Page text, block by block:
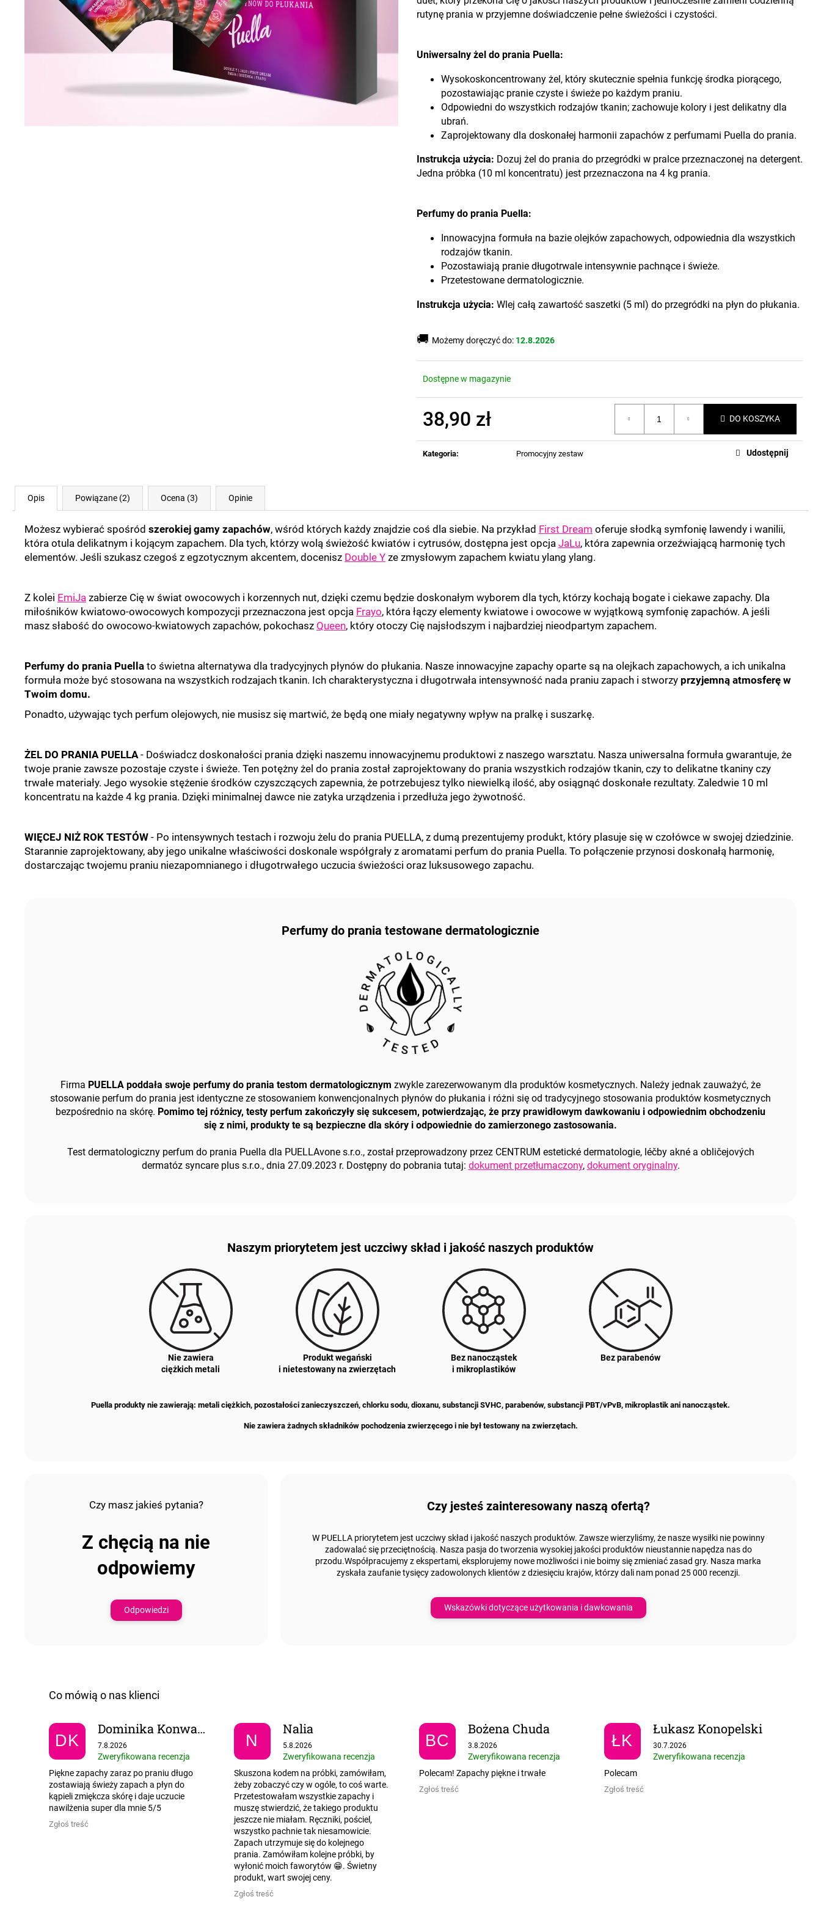
5
gwiazdek.
rutynę prania w przyjemne doświadczenie pełne świeżości i czystości.
Uniwersalny żel do prania Puella:
Wysokoskoncentrowany żel, który skutecznie spełnia funkcję środka piorącego,
pozostawiając pranie czyste i świeże po każdym praniu.
Odpowiedni do wszystkich rodzajów tkanin; zachowuje kolory i jest delikatny dla
ubrań.
Zaprojektowany dla doskonałej harmonii zapachów z perfumami Puella do prania.
Instrukcja użycia: Dozuj żel do prania do przegródki w pralce przeznaczonej na detergent.
Jedna próbka (10 ml koncentratu) jest przeznaczona na 4 kg prania.
Perfumy do prania Puella:
Innowacyjna formuła na bazie olejków zapachowych, odpowiednia dla wszystkich
rodzajów tkanin.
Pozostawiają pranie długotrwale intensywnie pachnące i świeże.
Przetestowane dermatologicznie.
Instrukcja użycia: Wlej całą zawartość saszetki (5 ml) do przegródki na płyn do płukania.
🚚 Możemy doręczyć do: 12.8.2026
Dostępne w magazynie
38,90 zł DO KOSZYKA
Kategoria: Promocyjny zestaw Udostępnij
Opis Powiązane (2) Ocena (3) Opinie
Możesz wybierać spośród szerokiej gamy zapachów, wśród których każdy znajdzie coś dla siebie. Na przykład First Dream oferuje słodką symfonię lawendy i wanilii,
która otula delikatnym i kojącym zapachem. Dla tych, którzy wolą świeżość kwiatów i cytrusów, dostępna jest opcja JaLu, która zapewnia orzeźwiającą harmonię tych
elementów. Jeśli szukasz czegoś z egzotycznym akcentem, docenisz Double Y ze zmysłowym zapachem kwiatu ylang ylang.
Z kolei EmiJa zabierze Cię w świat owocowych i korzennych nut, dzięki czemu będzie doskonałym wyborem dla tych, którzy kochają bogate i ciekawe zapachy. Dla
miłośników kwiatowo-owocowych kompozycji przeznaczona jest opcja Frayo, która łączy elementy kwiatowe i owocowe w wyjątkową symfonię zapachów. A jeśli
masz słabość do owocowo-kwiatowych zapachów, pokochasz Queen, który otoczy Cię najsłodszym i najbardziej nieodpartym zapachem.
Perfumy do prania Puella to świetna alternatywa dla tradycyjnych płynów do płukania. Nasze innowacyjne zapachy oparte są na olejkach zapachowych, a ich unikalna
formuła może być stosowana na wszystkich rodzajach tkanin. Ich charakterystyczna i długotrwała intensywność nada praniu zapach i stworzy przyjemną atmosferę w
Twoim domu.
Ponadto, używając tych perfum olejowych, nie musisz się martwić, że będą one miały negatywny wpływ na pralkę i suszarkę.
ŻEL DO PRANIA PUELLA - Doświadcz doskonałości prania dzięki naszemu innowacyjnemu produktowi z naszego warsztatu. Nasza uniwersalna formuła gwarantuje, że
twoje pranie zawsze pozostaje czyste i świeże. Ten potężny żel do prania został zaprojektowany do prania wszystkich rodzajów tkanin, czy to delikatne tkaniny czy
trwałe materiały. Jego wysokie stężenie środków czyszczących zapewnia, że potrzebujesz tylko niewielką ilość, aby osiągnąć doskonałe rezultaty. Zaledwie 10 ml
koncentratu na każde 4 kg prania. Dzięki minimalnej dawce nie zatyka urządzenia i przedłuża jego żywotność.
WIĘCEJ NIŻ ROK TESTÓW - Po intensywnych testach i rozwoju żelu do prania PUELLA, z dumą prezentujemy produkt, który plasuje się w czołówce w swojej dziedzinie.
Starannie zaprojektowany, aby jego unikalne właściwości doskonale współgrały z aromatami perfum do prania Puella. To połączenie przynosi doskonałą harmonię,
dostarczając twojemu praniu niezapomnianego i długotrwałego uczucia świeżości oraz luksusowego zapachu.
Perfumy do prania testowane dermatologicznie
Firma PUELLA poddała swoje perfumy do prania testom dermatologicznym zwykle zarezerwowanym dla produktów kosmetycznych. Należy jednak zauważyć, że
stosowanie perfum do prania jest identyczne ze stosowaniem konwencjonalnych płynów do płukania i różni się od tradycyjnego stosowania produktów kosmetycznych
bezpośrednio na skórę. Pomimo tej różnicy, testy perfum zakończyły się sukcesem, potwierdzając, że przy prawidłowym dawkowaniu i odpowiednim obchodzeniu
się z nimi, produkty te są bezpieczne dla skóry i odpowiednie do zamierzonego zastosowania.
Test dermatologiczny perfum do prania Puella dla PUELLAvone s.r.o., został przeprowadzony przez CENTRUM estetické dermatologie, léčby akné a obličejových
dermatóz syncare plus s.r.o., dnia 27.09.2023 r. Dostępny do pobrania tutaj: dokument przetłumaczony, dokument oryginalny.
Naszym priorytetem jest uczciwy skład i jakość naszych produktów
Nie zawiera
ciężkich metali
Produkt wegański
i nietestowany na zwierzętach
Bez nanocząstek
i mikroplastików
Bez parabenów
Puella produkty nie zawierają: metali ciężkich, pozostałości zanieczyszczeń, chlorku sodu, dioxanu, substancji SVHC, parabenów, substancji PBT/vPvB, mikroplastik ani nanocząstek.
Nie zawiera żadnych składników pochodzenia zwierzęcego i nie był testowany na zwierzętach.
Czy masz jakieś pytania?
Z chęcią na nie
odpowiemy
Odpowiedzi
Czy jesteś zainteresowany naszą ofertą?
W PUELLA priorytetem jest uczciwy skład i jakość naszych produktów. Zawsze wierzyliśmy, że nasze wysiłki nie powinny
zadowalać się przeciętnością. Nasza pasja do tworzenia wysokiej jakości produktów nieustannie napędza nas do
przodu.Współpracujemy z ekspertami, eksplorujemy nowe możliwości i nie boimy się zmieniać zasad gry. Nasza marka
zyskała zaufanie tysięcy zadowolonych klientów zdziesięciu krajów, którzy dali nam ponad 25 000 recenzji.
Wskazówki dotyczące użytkowania i dawkowania
DK
Dominika Konwant
Ocena sklepu to 5 na 5 gwiazdek.
7.8.2026
Zweryfikowana recenzja
Piękne zapachy zaraz po praniu długo
zostawiają świeży zapach a płyn do
kąpieli zmiękcza skórę i daje uczucie
nawilżenia super dla mnie 5/5
Zgłoś treść
N
Nalia
Ocena sklepu to 5 na 5 gwiazdek.
5.8.2026
Zweryfikowana recenzja
Skuszona kodem na próbki, zamówiłam,
żeby zobaczyć czy w ogóle, to coś warte.
Przetestowałam wszystkie zapachy i
muszę stwierdzić, że takiego produktu
jeszcze nie miałam. Ręczniki, pościel,
wszystko pachnie tak niesamowicie.
Zapach utrzymuje się do kolejnego
prania. Zamówiłam kolejne próbki, by
wyłonić moich faworytów 😁. Świetny
produkt, wart swojej ceny.
Zgłoś treść
BC
Bożena Chuda
Ocena sklepu to 5 na 5 gwiazdek.
3.8.2026
Zweryfikowana recenzja
Polecam! Zapachy piękne i trwałe
Zgłoś treść
ŁK
Łukasz Konopelski
Ocena sklepu to 5 na 5 gwiazdek.
30.7.2026
Zweryfikowana recenzja
Polecam
Zgłoś treść